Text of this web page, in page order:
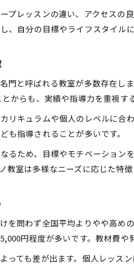
やすいピアノ教室を探すための視
ピアノ教室に通い続けるためのモ
東京都のピアノ教室選びで比較し
的な上達に導く教室選びの秘訣
ピアノ教室で上達を実感できる東
ピアノ教室のカリキュラムと上達
東京都のピアノ教室で成果を出す
プレッスンの違い、アクセスの
自分の目標やライフスタイル
門と呼ばれる教室が多数存在し
からも、実績や指導力を重視す
リキュラムや個人のレベルに合
指導されることが多いです。
るため、目標やモチベーション
室は多様なニーズに応じた特徴
を問わず全国平均よりやや高め
円程度が多いです。教材費や
っても差が出ます。個人レッス
お申し込みはこちら
お申し込みはこちら